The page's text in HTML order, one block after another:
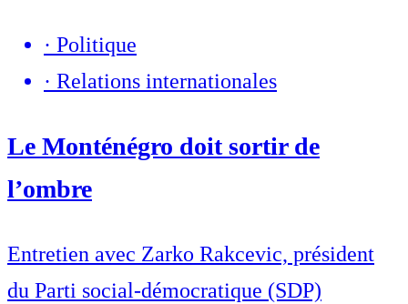
· Politique
· Relations internationales
Le Monténégro doit sortir de
l’ombre
Entretien avec Zarko Rakcevic, président
du Parti social-démocratique (SDP)